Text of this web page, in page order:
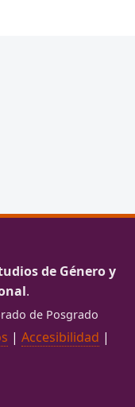
de Género y
.
de Posgrado
| Accesibilidad |